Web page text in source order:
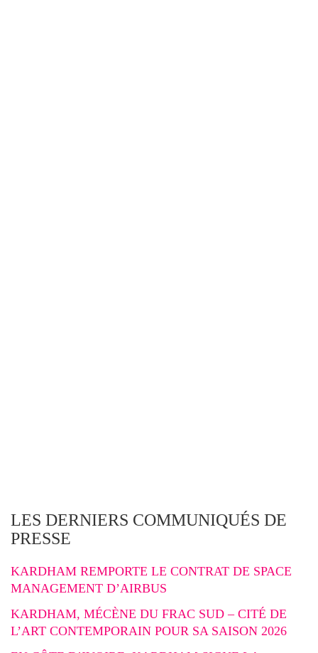
LES DERNIERS COMMUNIQUÉS DE
PRESSE
KARDHAM REMPORTE LE CONTRAT DE SPACE
MANAGEMENT D’AIRBUS
KARDHAM, MÉCÈNE DU FRAC SUD – CITÉ DE
L’ART CONTEMPORAIN POUR SA SAISON 2026